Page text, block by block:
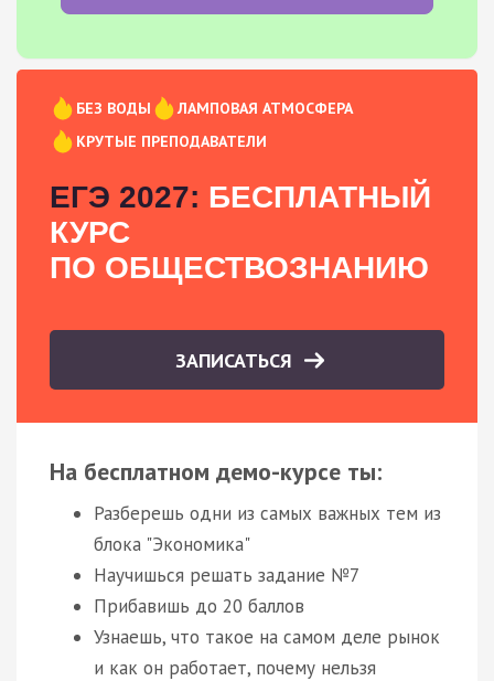
БЕЗ ВОДЫ
ЛАМПОВАЯ АТМОСФЕРА
КРУТЫЕ ПРЕПОДАВАТЕЛИ
ЕГЭ 2027: БЕСПЛАТНЫЙ
КУРС
ПО ОБЩЕСТВОЗНАНИЮ
ЗАПИСАТЬСЯ
На бесплатном демо-курсе ты:
Разберешь одни из самых важных тем из
блока "Экономика"
Научишься решать задание №7
Прибавишь до 20 баллов
Узнаешь, что такое на самом деле рынок
и как он работает, почему нельзя